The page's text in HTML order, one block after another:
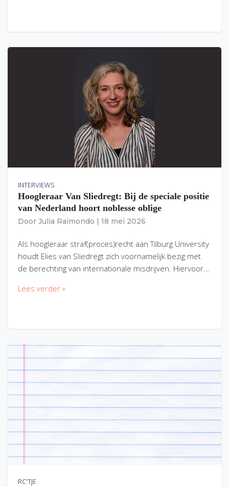
INTERVIEWS
Hoogleraar Van Sliedregt: Bij de speciale positie
van Nederland hoort noblesse oblige
Door Julia Raimondo 18 mei 2026
Als hoogleraar straf(proces)recht aan Tilburg University
houdt Elies van Sliedregt zich voornamelijk bezig met
de berechting van internationale misdrijven. Hiervoor…
Lees verder »
RC'TJE